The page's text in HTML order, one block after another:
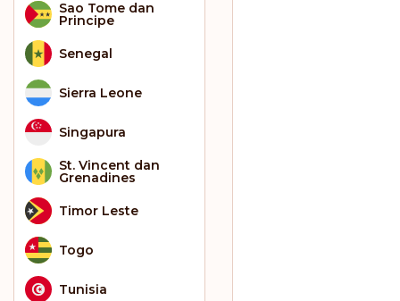
Sao Tome dan
Principe
Senegal
Sierra Leone
Singapura
St. Vincent dan
Grenadines
Timor Leste
Togo
Tunisia